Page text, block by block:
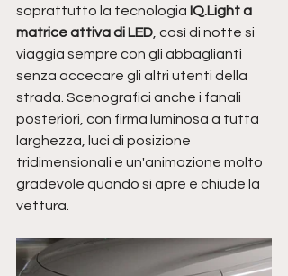
soprattutto la tecnologia IQ.Light a
matrice attiva di LED , così di notte si
viaggia sempre con gli abbaglianti
senza accecare gli altri utenti della
strada. Scenografici anche i fanali
posteriori, con firma luminosa a tutta
larghezza, luci di posizione
tridimensionali e un'animazione molto
gradevole quando si apre e chiude la
vettura.